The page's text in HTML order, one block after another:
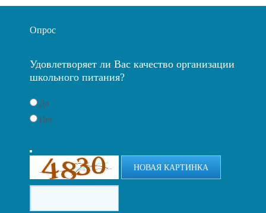
Опрос
Удовлетворяет ли Вас качество организации
школьного питания?
Да
Нет
НОВАЯ КАРТИНКА